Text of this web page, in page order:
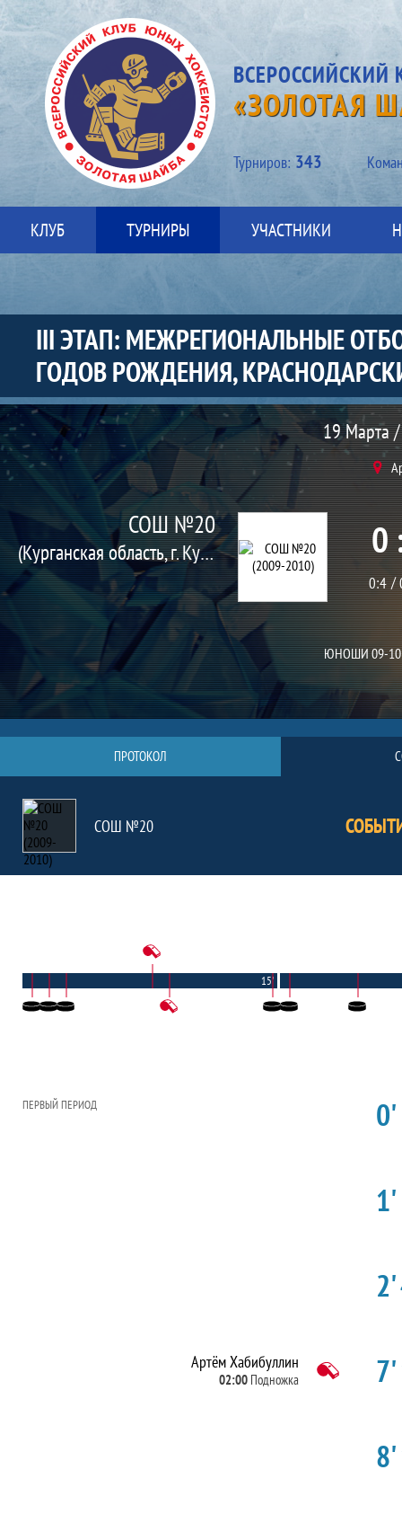
«ЗОЛОТАЯ
Турниров: 343
КЛУБ ТУРНИРЫ УЧАСТНИКИ
III ЭТАП: МЕЖРЕГИОНАЛЬНЫЕ
ГОДОВ РОЖДЕНИЯ,
Матч
19 Марта
СОШ №20
(Курганская область, г. Курган) 0
0:4
ЮНОШИ 09-10
ПРОТОКОЛ
СОШ №20
15'
ПЕРВЫЙ ПЕРИОД
Артём Хабибуллин
02:00 Подножка